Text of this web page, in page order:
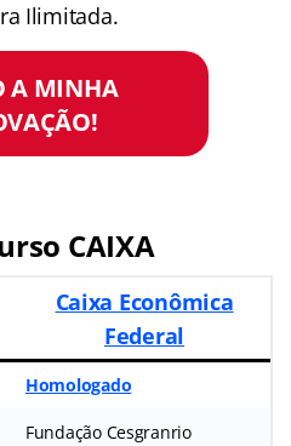
Ilimitada.
A MINHA
CAIXA
Caixa Econômica
Federal
Homologado
Fundação Cesgranrio